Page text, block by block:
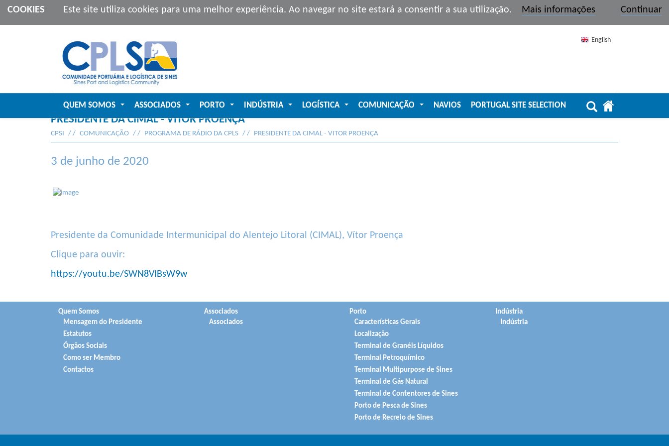
COOKIES Este site utiliza cookies para uma melhor experiência. Ao navegar no site estará a consentir a sua utilização. Mais informações Continuar
English
QUEM SOMOS ASSOCIADOS PORTO INDÚSTRIA LOGÍSTICA COMUNICAÇÃO NAVIOS PORTUGAL SITE SELECTION
PRESIDENTE DA CIMAL - VITOR PROENÇA
CPSI COMUNICAÇÃO PROGRAMA DE RÁDIO DA CPLS PRESIDENTE DA CIMAL - VITOR PROENÇA
3 de junho de 2020
Presidente da Comunidade Intermunicipal do Alentejo Litoral (CIMAL), Vítor Proença
Clique para ouvir:
https://youtu.be/SWN8VIBsW9w
Quem Somos
Mensagem do Presidente
Estatutos
Órgãos Sociais
Como ser Membro
Contactos
Associados
Associados
Porto
Características Gerais
Localização
Terminal de Granéis Líquidos
Terminal Petroquímico
Terminal Multipurpose de Sines
Terminal de Gás Natural
Terminal de Contentores de Sines
Porto de Pesca de Sines
Porto de Recreio de Sines
Indústria
Indústria